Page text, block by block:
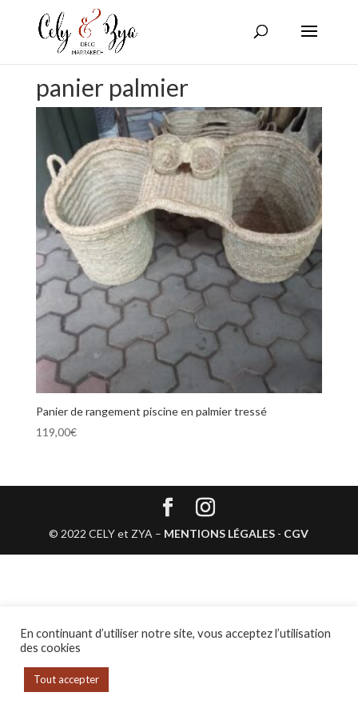
panier palmier
Panier de rangement piscine en palmier tressé
119,00€
© 2022 CELY et ZYA – MENTIONS LÉGALES - CGV
En continuant d’utiliser notre site, vous acceptez l’utilisation
des cookies
Tout accepter